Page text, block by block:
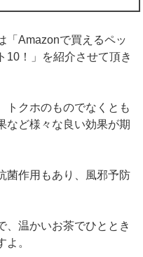
「Amazonで買えるペッ
10 ！」を紹介させて頂き
トクホのものでなくとも
など様々な良い効果が期
菌作用もあり、風邪予防
、温かいお茶でひととき
。